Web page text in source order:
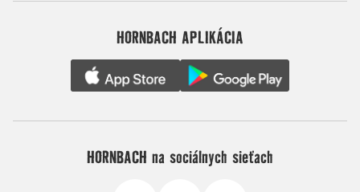
HORNBACH APLIKÁCIA
HORNBACH na sociálnych sieťach